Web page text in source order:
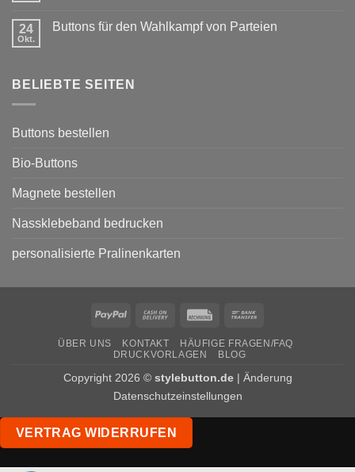
Buttons
24
Okt.
Buttons für den Wahlkampf von Parteien
für
BELIEBTE SEITEN
Buttons bestellen
Bio-Buttons
Magnete bestellen
Nassklebeband bedrucken
personalisierte Pralinenkarten
PayPal
Cash
Delivery
Rechung
ÜBER UNS KONTAKT
HÄUFIGE FRAGEN/FAQ
DRUCKVORLAGEN
BLOG
Copyright 2026 © stylebutton.de| Änderung
Datenschutzeinstellungen
VERTRAG WIDERRUFEN